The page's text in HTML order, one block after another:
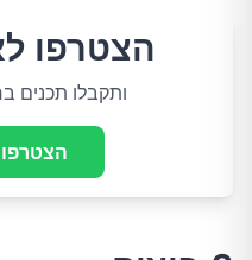
הצטרפו
ותקבלו תכנים